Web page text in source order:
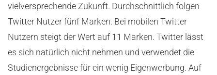
vielversprechende Zukunft. Durchschnittlich folgen
Twitter Nutzer fünf Marken. Bei mobilen Twitter
Nutzern steigt der Wert auf 11 Marken. Twitter lässt
es sich natürlich nicht nehmen und verwendet die
Studienergebnisse für ein wenig Eigenwerbung. Auf